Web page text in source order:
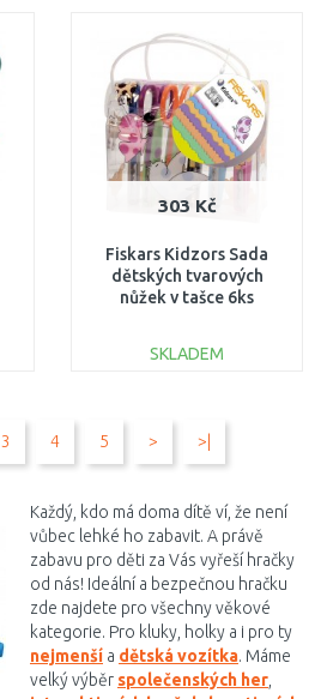
Porovnat
303 Kč
Fiskars Kidzors Sada
dětských tvarových
nůžek v tašce 6ks
SKLADEM
Porovnat
3 4 5 > >|
Každý, kdo má doma dítě ví, že není
vůbec lehké ho zabavit. A právě
zabavu pro děti za Vás vyřeší hračky
od nás! Ideální a bezpečnou hračku
zde najdete pro všechny věkové
kategorie. Pro kluky, holky a i pro ty
nejmenší a dětská vozítka. Máme
velký výběr společenských her